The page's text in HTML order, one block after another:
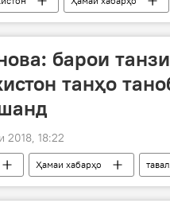
барои
танҳо
2018, 18:22
Ҳамаи хабарҳо